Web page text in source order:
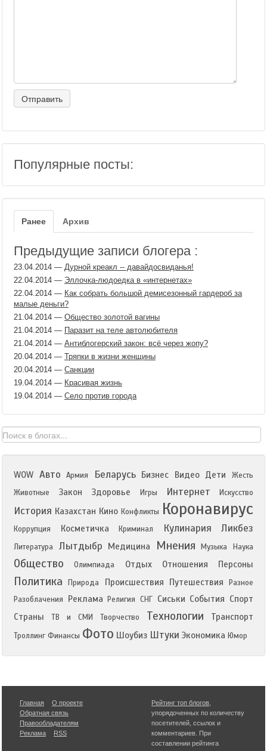
Популярные посты:
Ранее Архив
Предыдущие записи блогера :
23.04.2014 — Дурной креакл -- давайдосвиданья!
22.04.2014 — Эллочка-людоедка в «интернетах»
22.04.2014 — Как собрать большой демисезонный гардероб за
малые деньги?
21.04.2014 — Общество золотой вагины
21.04.2014 — Паразит на теле автолюбителя
21.04.2014 — Антиблогерский закон: всё через жопу?
20.04.2014 — Тряпки в жизни женщины
20.04.2014 — Cанкции
19.04.2014 — Красивая жизнь
19.04.2014 — Село против города
WOW Авто Армия Беларусь Бизнес Видео Дети
Жесть
Животные
Закон Здоровье Игры Интернет Искусство
История Казахстан Кино Конфликты Коронавирус
Коррупция Косметичка Криминал Кулинария Ликбез
Литература Лытдыбр Медицина Мнения Музыка Наука
Общество Олимпиада Отдых Отношения Персоны
Политика Природа Происшествия Путешествия
Разное
Разоблачения
Реклама Религия СНГ Сиськи События Спорт
Страны
ТВ и СМИ Творчество Технологии Транспорт
Троллинг Финансы Фото Шоубиз Штуки Экономика Юмор
Главная
О проекте
Обратная связь
Правообладателям
Реклама
RSS
Рейтинг топ блогов
упорядоченных по количеству
посетителей, ссылок и
комментариев. При
составлении рейтинга